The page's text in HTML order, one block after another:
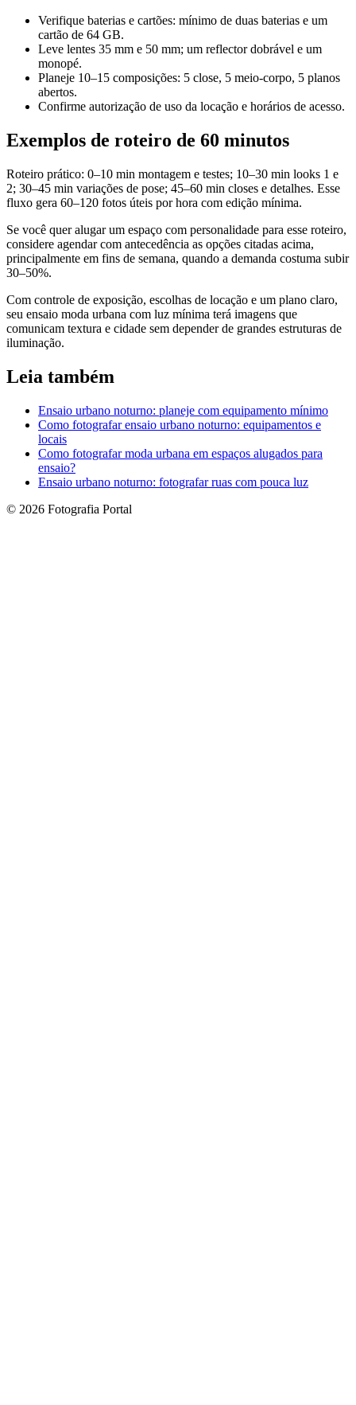
Verifique baterias e cartões: mínimo de duas baterias e um
cartão de 64 GB.
Leve lentes 35 mm e 50 mm; um reflector dobrável e um
monopé.
Planeje 10–15 composições: 5 close, 5 meio-corpo, 5 planos
abertos.
Confirme autorização de uso da locação e horários de acesso.
Exemplos de roteiro de 60 minutos
Roteiro prático: 0–10 min montagem e testes; 10–30 min looks 1 e
2; 30–45 min variações de pose; 45–60 min closes e detalhes. Esse
fluxo gera 60–120 fotos úteis por hora com edição mínima.
Se você quer alugar um espaço com personalidade para esse roteiro,
considere agendar com antecedência as opções citadas acima,
principalmente em fins de semana, quando a demanda costuma subir
30–50%.
Com controle de exposição, escolhas de locação e um plano claro,
seu ensaio moda urbana com luz mínima terá imagens que
comunicam textura e cidade sem depender de grandes estruturas de
iluminação.
Leia também
Ensaio urbano noturno: planeje com equipamento mínimo
Como fotografar ensaio urbano noturno: equipamentos e
locais
Como fotografar moda urbana em espaços alugados para
ensaio?
Ensaio urbano noturno: fotografar ruas com pouca luz
© 2026 Fotografia Portal